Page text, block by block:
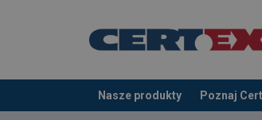
Nasze produkty Poznaj
Dodano do zapytania